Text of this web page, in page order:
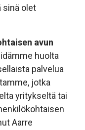
sinä olet
avun
huolta
palvelua
jotka
yritykseltä tai
Aarre